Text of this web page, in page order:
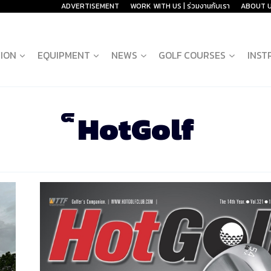
ADVERTISEMENT WORK WITH US | ร่วมงานกับเรา ABOUT
EQUIPMENT NEWS GOLF COURSES
็HotGolf